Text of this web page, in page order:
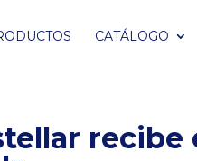
CATÁLOGO
recibe